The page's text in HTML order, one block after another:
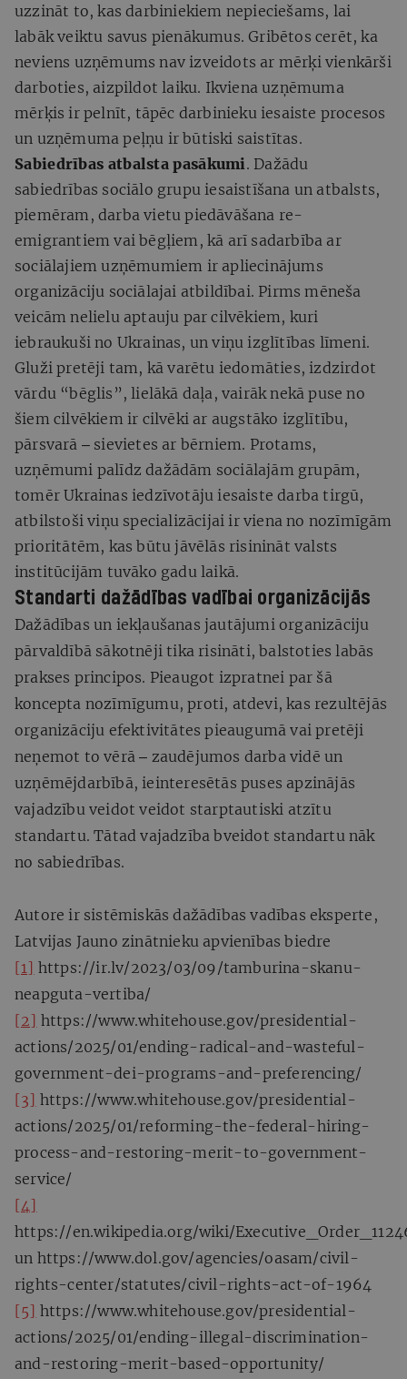
uzzināt to, kas darbiniekiem nepieciešams, lai
labāk veiktu savus pienākumus. Gribētos cerēt, ka
neviens uzņēmums nav izveidots ar mērķi vienkārši
darboties, aizpildot laiku. Ikviena uzņēmuma
mērķis ir pelnīt, tāpēc darbinieku iesaiste procesos
un uzņēmuma peļņu ir būtiski saistītas.
Sabiedrības atbalsta pasākumi. Dažādu
sabiedrības sociālo grupu iesaistīšana un atbalsts,
piemēram, darba vietu piedāvāšana re-
emigrantiem vai bēgļiem, kā arī sadarbība ar
sociālajiem uzņēmumiem ir apliecinājums
organizāciju sociālajai atbildībai​​. Pirms mēneša
veicām nelielu aptauju par cilvēkiem, kuri
iebraukuši no Ukrainas, un viņu izglītības līmeni.
Gluži pretēji tam, kā varētu iedomāties, izdzirdot
vārdu “bēglis”, lielākā daļa, vairāk nekā puse no
šiem cilvēkiem ir cilvēki ar augstāko izglītību,
pārsvarā ‒ sievietes ar bērniem. Protams,
uzņēmumi palīdz dažādām sociālajām grupām,
tomēr Ukrainas iedzīvotāju iesaiste darba tirgū,
atbilstoši viņu specializācijai ir viena no nozīmīgām
prioritātēm, kas būtu jāvēlās risinināt valsts
institūcijām tuvāko gadu laikā.
Standarti dažādības vadībai organizācijās
Dažādības un iekļaušanas jautājumi organizāciju
pārvaldībā sākotnēji tika risināti, balstoties labās
prakses principos. Pieaugot izpratnei par šā
koncepta nozīmīgumu, proti, atdevi, kas rezultējās
organizāciju efektivitātes pieaugumā vai pretēji
neņemot to vērā ‒ zaudējumos darba vidē un
uzņēmējdarbībā, ieinteresētās puses apzinājās
vajadzību veidot veidot starptautiski atzītu
standartu. Tātad vajadzība bveidot standartu nāk
no sabiedrības.
Autore ir sistēmiskās dažādības vadības eksperte,
Latvijas Jauno zinātnieku apvienības biedre
[1] https://ir.lv/2023/03/09/tamburina-skanu-
neapguta-vertiba/
[2] https://www.whitehouse.gov/presidential-
actions/2025/01/ending-radical-and-wasteful-
government-dei-programs-and-preferencing/
[3] https://www.whitehouse.gov/presidential-
actions/2025/01/reforming-the-federal-hiring-
process-and-restoring-merit-to-government-
service/
[4]
https://en.wikipedia.org/wiki/
un https://www.dol.gov/agencies/oasam/civil-
rights-center/statutes/civil-rights-act-of-1964
[5] https://www.whitehouse.gov/presidential-
actions/2025/01/ending-illegal-discrimination-
and-restoring-merit-based-opportunity/